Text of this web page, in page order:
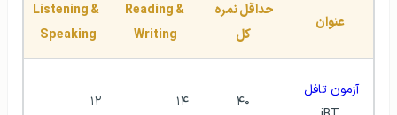
عنوان
کل
Reading &
Writing
Listening &
Speaking
آزمون تافل
۴۰ ۱۴ ۱۲